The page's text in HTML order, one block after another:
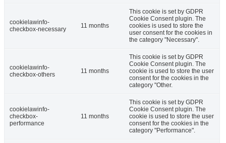
cookielawinfo-
checkbox-necessary
11 months
This cookie is set by GDPR
Cookie Consent plugin. The
cookies is used to store the
user consent for the cookies in
the category "Necessary".
cookielawinfo-
checkbox-others
11 months
This cookie is set by GDPR
Cookie Consent plugin. The
cookie is used to store the user
consent for the cookies in the
category "Other.
cookielawinfo-
checkbox-
performance
11 months
This cookie is set by GDPR
Cookie Consent plugin. The
cookie is used to store the user
consent for the cookies in the
category "Performance".